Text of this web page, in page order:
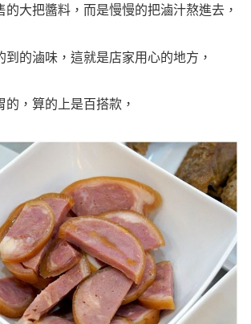
的大把醬料，而是慢慢的把滷汁熬進去，
的滷味，這就是店家用心的地方，
，算的上是百搭款，